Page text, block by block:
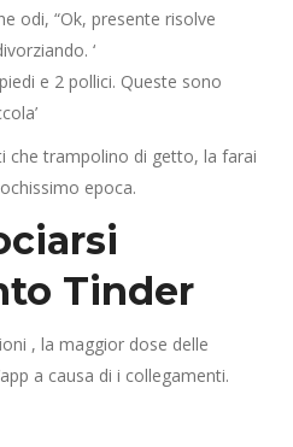
odi, “Ok, presente risolve
‘
e 2 pollici. Queste sono
che trampolino di getto, la farai
epoca.
Tinder
, la maggior dose delle
a causa di i collegamenti.